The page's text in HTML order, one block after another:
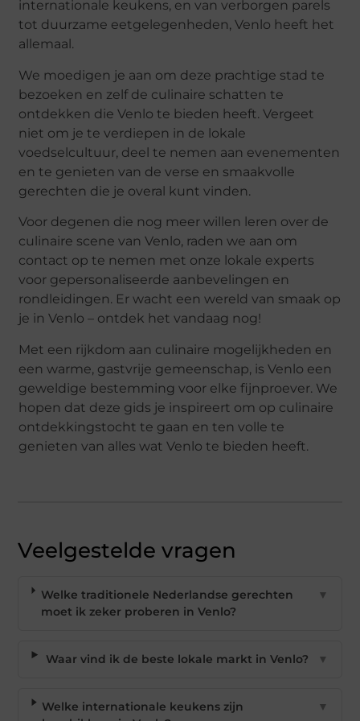
internationale keukens, en van verborgen parels
tot duurzame eetgelegenheden, Venlo heeft het
allemaal.
We moedigen je aan om deze prachtige stad te
bezoeken en zelf de culinaire schatten te
ontdekken die Venlo te bieden heeft. Vergeet
niet om je te verdiepen in de lokale
voedselcultuur, deel te nemen aan evenementen
en te genieten van de verse en smaakvolle
gerechten die je overal kunt vinden.
Voor degenen die nog meer willen leren over de
culinaire scene van Venlo, raden we aan om
contact op te nemen met onze lokale experts
voor gepersonaliseerde aanbevelingen en
rondleidingen. Er wacht een wereld van smaak op
je in Venlo – ontdek het vandaag nog!
Met een rijkdom aan culinaire mogelijkheden en
een warme, gastvrije gemeenschap, is Venlo een
geweldige bestemming voor elke fijnproever. We
hopen dat deze gids je inspireert om op culinaire
ontdekkingstocht te gaan en ten volle te
genieten van alles wat Venlo te bieden heeft.
Veelgestelde vragen
Welke traditionele Nederlandse gerechten
moet ik zeker proberen in Venlo?
▼
Waar vind ik de beste lokale markt in Venlo? ▼
Welke internationale keukens zijn
▼